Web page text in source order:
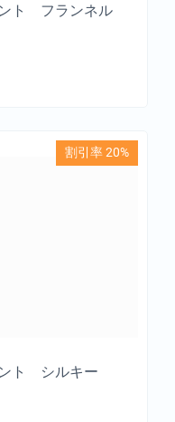
ント フランネル
割引率 20%
ント シルキー